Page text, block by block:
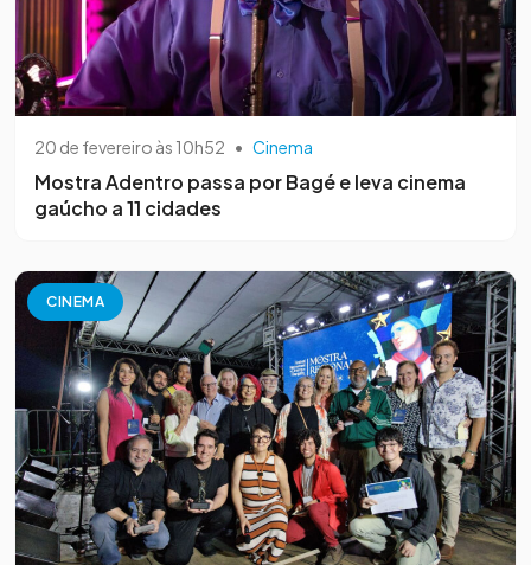
20 de fevereiro às 10h52 • Cinema
Mostra Adentro passa por Bagé e leva cinema
gaúcho a 11 cidades
CINEMA